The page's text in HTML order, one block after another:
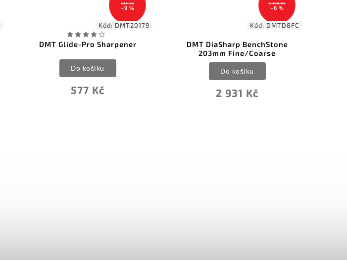
635 Kč
–9 %
Kód: DMT20179
DMT Glide-Pro Sharpener
577 Kč
Do košíku
3 128 Kč
–6 %
Kód: DMTD8FC
DMT DiaSharp BenchStone
203mm Fine/Coarse
2 931 Kč
Do košíku